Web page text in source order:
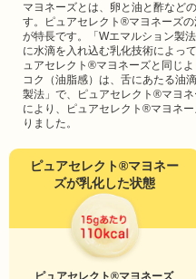
マヨネーズとは、卵と油と酢など
す。ピュアセレクト®マヨネーズ
が特長です。「Wエマルション製
に水滴を入れ込む乳化技術によっ
ュアセレクト®マヨネーズと同じ
コク（油脂感）は、舌にあたる油
製法」で、ピュアセレクト®マヨ
により、ピュアセレクト®マヨネ
りました。
ピュアセレクト®マヨネー
ズが乳化した状態